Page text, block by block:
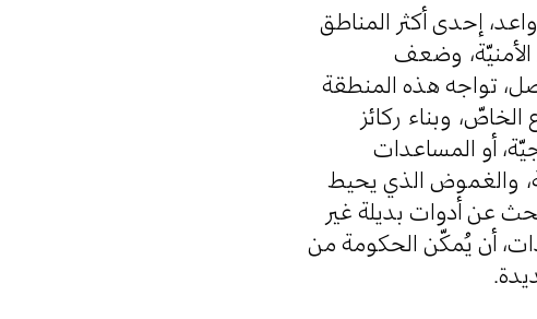
إحدى أكثر المناطق
الأمنيّة، وضعف
تواجه هذه المنطقة
وبناء ركائز
أو المساعدات
والغموض الذي يحيط
عن أدوات بديلة غير
أن يُمكّن الحكومة من